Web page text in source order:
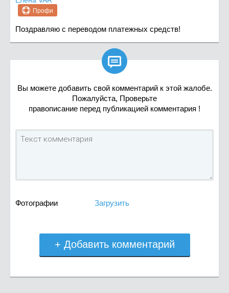
Профи
Поздравляю с переводом платежных средств!

Вы можете добавить свой комментарий к этой жалобе.
Пожалуйста, Проверьте
правописание перед публикацией комментария !
Фотографии Загрузить
+ Добавить комментарий